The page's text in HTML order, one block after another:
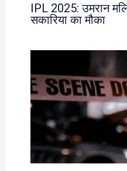
IPL 2025: उमरान
सकारिया का मौका